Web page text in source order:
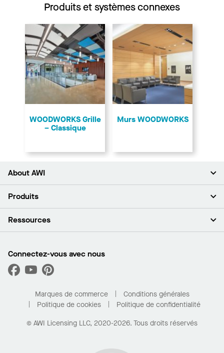
Produits et systèmes connexes
WOODWORKS Grille
– Classique
Murs WOODWORKS
About AWI
À propos de nous
Espace presse
Quelles sont mes options d’achat?
Produits
Plafonds
Capacités sur mesure
Performance
Ressources
Trouver un distributeur
Trouver un distributeur
Pour la maison
Connectez-vous avec nous
Marques de commerce
Conditions générales
Politique de cookies
Politique de confidentialité
© AWI Licensing LLC, 2020-2026. Tous droits réservés